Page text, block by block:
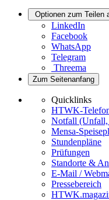
Optionen zum Teilen
LinkedIn
Facebook
WhatsApp
Telegram
Threema
Zum Seitenanfang
Quicklinks
HTWK-
Notfall (Unfall,
Mensa-
Stundenpläne
Prüfungen
Standorte &
E-Mail /
Pressebereich